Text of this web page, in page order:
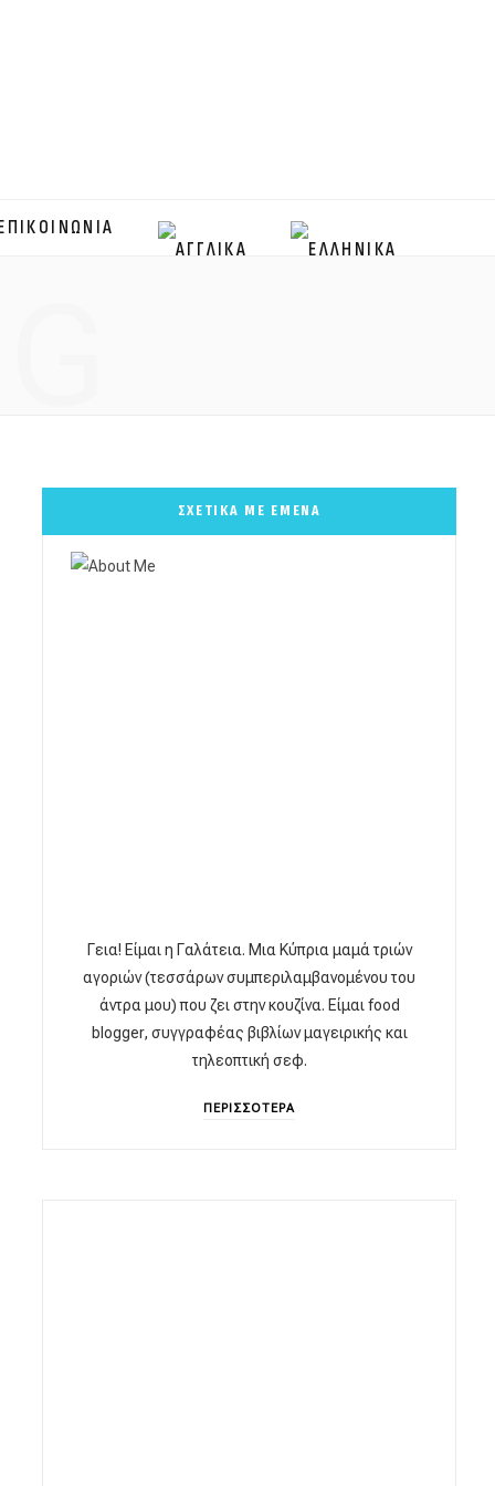
ΣΧΕΤΙΚΑ ΜΕ ΕΜΕΝΑ
Γεια! Είμαι η Γαλάτεια. Μια Κύπρια μαμά τριών
αγοριών (τεσσάρων συμπεριλαμβανομένου του
άντρα μου) που ζει στην κουζίνα. Είμαι food
blogger, συγγραφέας βιβλίων μαγειρικής και
τηλεοπτική σεφ.
ΠΕΡΙΣΣΟΤΕΡΑ